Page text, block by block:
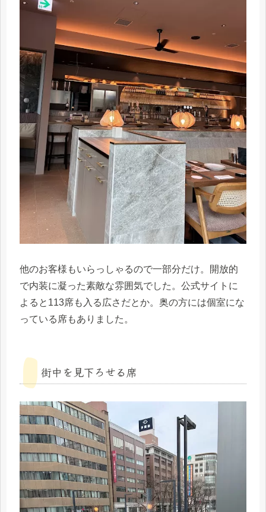
他のお客様もいらっしゃるので一部分だけ。開放的
で内装に凝った素敵な雰囲気でした。公式サイトに
よると113席も入る広さだとか。奥の方には個室にな
っている席もありました。
街中を見下ろせる席